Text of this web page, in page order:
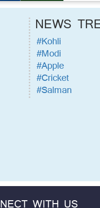
NEWS
#Kohli
#Modi
#Apple
#Cricket
#Salman
WITH US